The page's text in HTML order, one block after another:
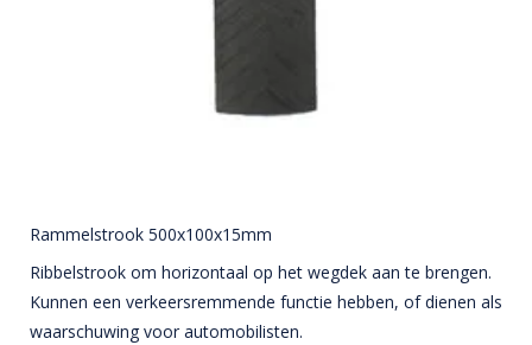
Rammelstrook 500x100x15mm
Ribbelstrook om horizontaal op het wegdek aan te brengen.
Kunnen een verkeersremmende functie hebben, of dienen als
waarschuwing voor automobilisten.